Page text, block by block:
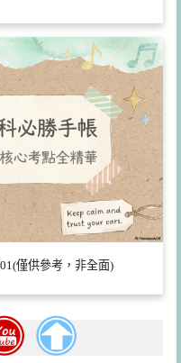
僅供參考，非全面)